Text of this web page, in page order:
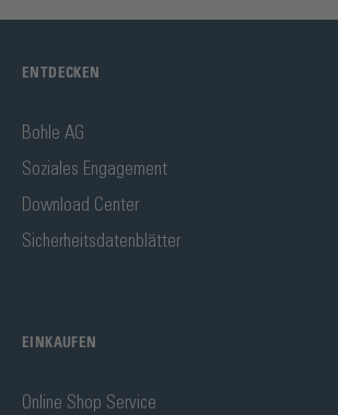
ENTDECKEN
Bohle AG
Soziales Engagement
Download Center
Sicherheitsdatenblätter
EINKAUFEN
Online Shop Service